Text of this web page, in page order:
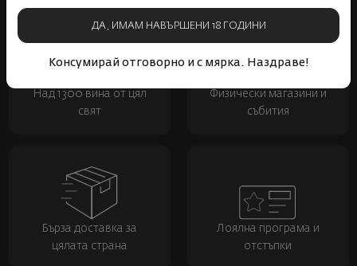
ДА, ИМАМ НАВЪРШЕНИ 18 ГОДИНИ
Консумирай отговорно и с мярка. Наздраве!
Над 1300 вина от цял
свят
Физически магазини и
събития
Бърза доставка за
цялата страна
Лоялна програма и
отстъпки